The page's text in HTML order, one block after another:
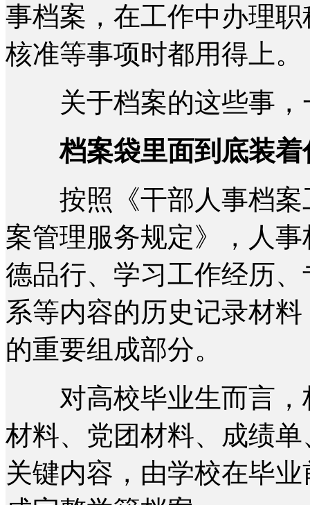
事档案，在工作中办理
核准等事项时都用得上。
关于档案的这些事
档案袋里面到底装着
按照《干部人事档案
案管理服务规定》，人
德品行、学习工作经历
系等内容的历史记录材
的重要组成部分。
对高校毕业生而言，
材料、党团材料、成绩
关键内容，由学校在毕